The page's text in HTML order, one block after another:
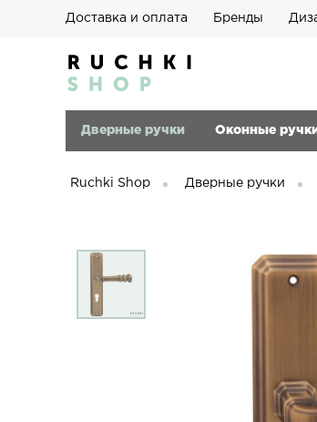
Доставка и оплата Бренды
Дверные ручки Оконные
Ruchki Shop Дверные ручки